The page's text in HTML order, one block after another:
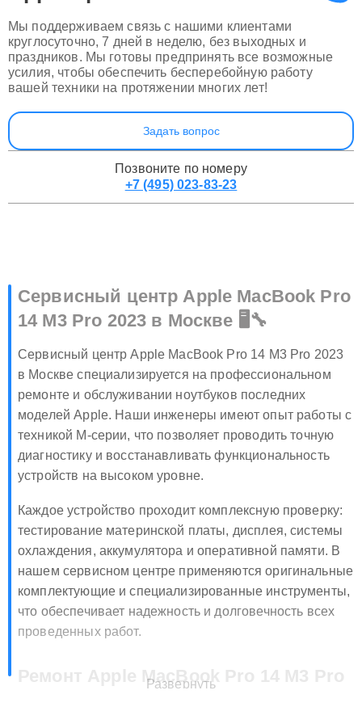
Мы поддерживаем связь с нашими клиентами
круглосуточно, 7 дней в неделю, без выходных и
праздников. Мы готовы предпринять все возможные
усилия, чтобы обеспечить бесперебойную работу
вашей техники на протяжении многих лет!
Задать вопрос
Позвоните по номеру
+7 (495) 023-83-23
Сервисный центр Apple MacBook Pro
14 M3 Pro 2023 в Москве 🖥️🔧
Сервисный центр Apple MacBook Pro 14 M3 Pro 2023
в Москве специализируется на профессиональном
ремонте и обслуживании ноутбуков последних
моделей Apple. Наши инженеры имеют опыт работы с
техникой M-серии, что позволяет проводить точную
диагностику и восстанавливать функциональность
устройств на высоком уровне.
Каждое устройство проходит комплексную проверку:
тестирование материнской платы, дисплея, системы
охлаждения, аккумулятора и оперативной памяти. В
нашем сервисном центре применяются оригинальные
комплектующие и специализированные инструменты,
что обеспечивает надежность и долговечность всех
проведенных работ.
Ремонт Apple MacBook Pro 14 M3 Pro
Развернуть